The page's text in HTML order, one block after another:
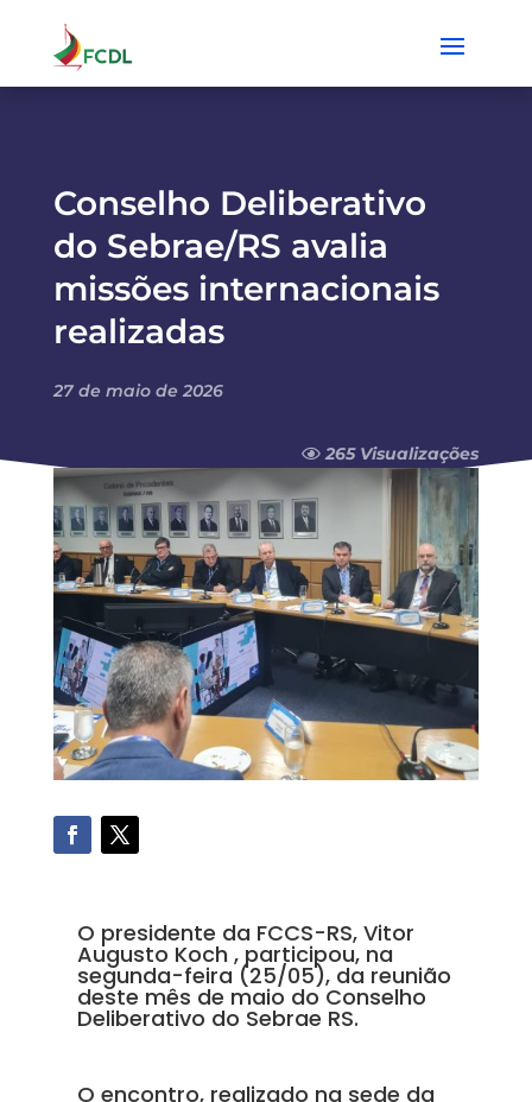
Conselho Deliberativo
do Sebrae/RS avalia
missões internacionais
realizadas
27 de maio de 2026
265 Visualizações
O presidente da FCCS-RS, Vitor
Augusto Koch , participou, na
segunda-feira (25/05), da reunião
deste mês de maio do Conselho
Deliberativo do Sebrae RS.
O encontro, realizado na sede da